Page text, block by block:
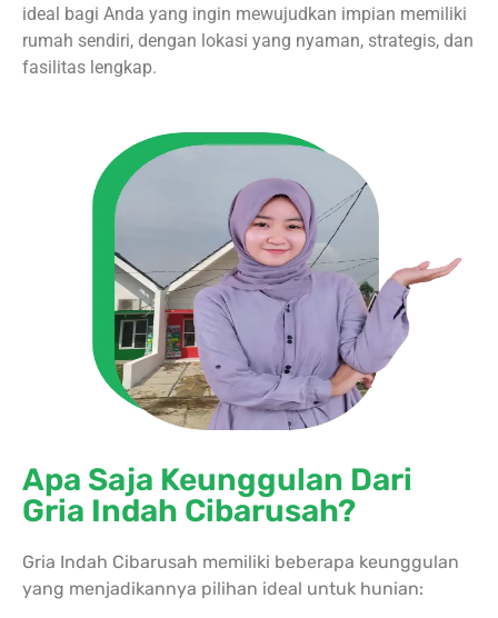
ideal bagi Anda yang ingin mewujudkan impian memiliki
rumah sendiri, dengan lokasi yang nyaman, strategis, dan
fasilitas lengkap.
Apa Saja Keunggulan Dari
Gria Indah Cibarusah?
Gria Indah Cibarusah memiliki beberapa keunggulan
yang menjadikannya pilihan ideal untuk hunian: